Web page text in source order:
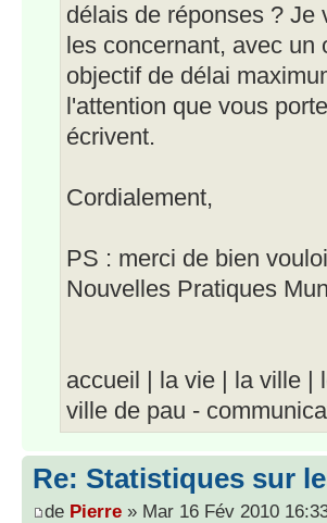
délais de réponses ? Je
les concernant, avec
objectif de délai
l'attention que vous
écrivent.
Cordialement,
PS : merci de bien
Nouvelles Pratiques
accueil | la vie | la ville |
ville de pau -
Re: Statistiques sur
de Pierre » Mar 16 Fév 2010